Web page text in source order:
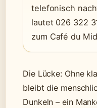
telefonisch
lautet 026 322
zum Café du
Die Lücke: Ohne
bleibt die
Dunkeln – ein